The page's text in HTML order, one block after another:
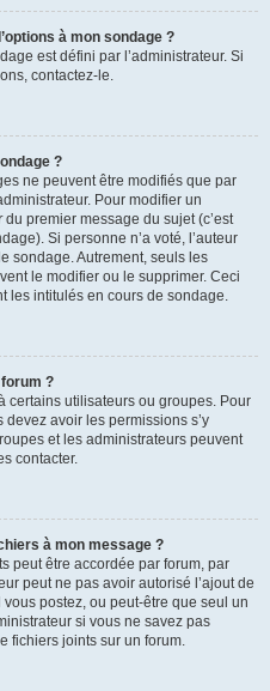
à mon sondage ?
est défini par l’administrateur. Si
contactez-le.
?
ne peuvent être modifiés que par
Pour modifier un
du premier message du sujet (c’est
Si personne n’a voté, l’auteur
sondage. Autrement, seuls les
le modifier ou le supprimer. Ceci
les intitulés en cours de sondage.
?
certains utilisateurs ou groupes. Pour
devez avoir les permissions s’y
et les administrateurs peuvent
contacter.
à mon message ?
peut être accordée par forum, par
peut ne pas avoir autorisé l’ajout de
postez, ou peut-être que seul un
si vous ne savez pas
fichiers joints sur un forum.